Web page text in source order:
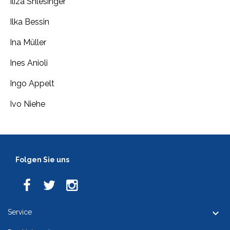
Ilka Bessin
Ina Müller
Ines Anioli
Ingo Appelt
Ivo Niehe
Folgen Sie uns
Service 